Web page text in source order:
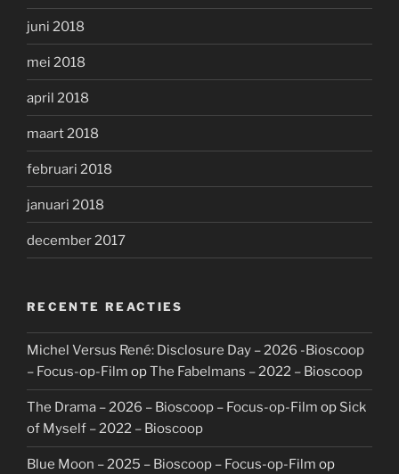
juni 2018
mei 2018
april 2018
maart 2018
februari 2018
januari 2018
december 2017
RECENTE REACTIES
Michel Versus René: Disclosure Day – 2026 -Bioscoop
– Focus-op-Film opThe Fabelmans – 2022 – Bioscoop
The Drama – 2026 – Bioscoop – Focus-op-Film op Sick
of Myself – 2022 – Bioscoop
Blue Moon – 2025 – Bioscoop – Focus-op-Film op